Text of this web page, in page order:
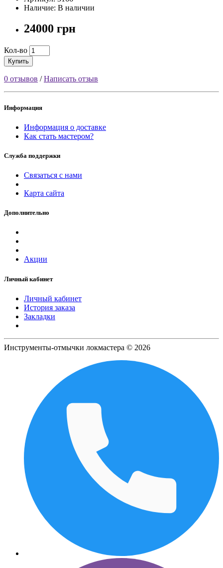
Наличие: В наличии
24000 грн
Кол-во
Купить
0 отзывов /Написать отзыв
Информация
Информация о доставке
Как стать мастером?
Служба поддержки
Связаться с нами
Карта сайта
Дополнительно
Акции
Личный кабинет
Личный кабинет
История заказа
Закладки
Инструменты-отмычки локмастера © 2026